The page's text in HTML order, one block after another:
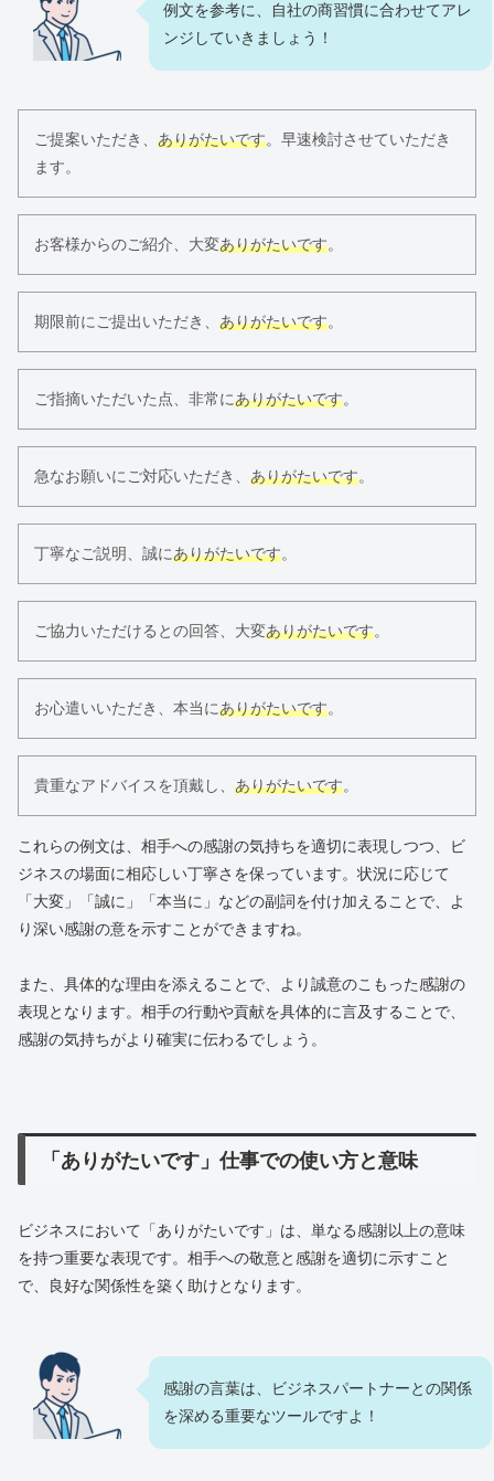
例文を参考に、自社の商習慣に合わせてアレ
ンジしていきましょう！
ご提案いただき、 ありがたいです。早速検討させていただき
ます。
お客様からのご紹介、大変ありがたいです。
期限前にご提出いただき、 ありがたいです。
ご指摘いただいた点、非常にありがたいです。
急なお願いにご対応いただき、 ありがたいです。
丁寧なご説明、誠にありがたいです。
ご協力いただけるとの回答、大変ありがたいです。
お心遣いいただき、本当にありがたいです。
貴重なアドバイスを頂戴し、 ありがたいです。
これらの例文は、相手への感謝の気持ちを適切に表現しつつ、ビ
ジネスの場面に相応しい丁寧さを保っています。状況に応じて
「大変」「誠に」「本当に」などの副詞を付け加えることで、よ
り深い感謝の意を示すことができますね。
また、具体的な理由を添えることで、より誠意のこもった感謝の
表現となります。相手の行動や貢献を具体的に言及することで、
感謝の気持ちがより確実に伝わるでしょう。
「ありがたいです」仕事での使い方と意味
ビジネスにおいて「ありがたいです」は、単なる感謝以上の意味
を持つ重要な表現です。相手への敬意と感謝を適切に示すこと
で、良好な関係性を築く助けとなります。
感謝の言葉は、ビジネスパートナーとの関係
を深める重要なツールですよ！